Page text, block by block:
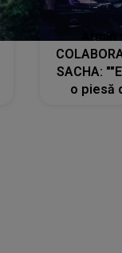
SACHA:
o piesă